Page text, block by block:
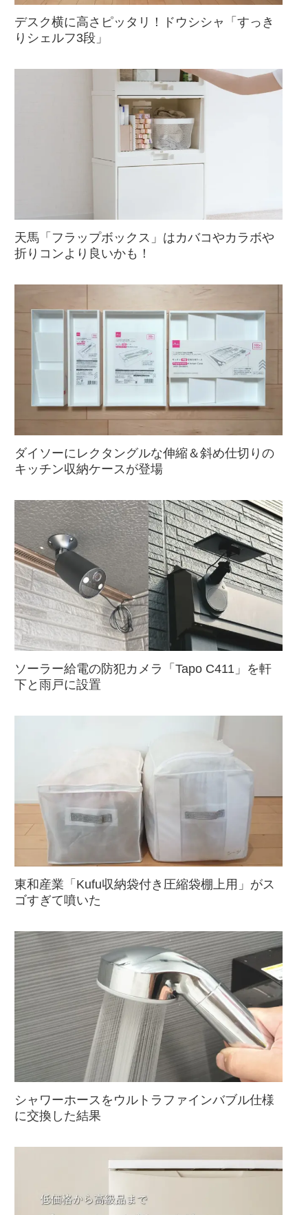
デスク横に高さピッタリ！ドウシシャ「すっき
りシェルフ3段」
天馬「フラップボックス」はカバコやカラボや
折りコンより良いかも！
ダイソーにレクタングルな伸縮＆斜め仕切りの
キッチン収納ケースが登場
ソーラー給電の防犯カメラ「Tapo C411」を軒
下と雨戸に設置
東和産業「Kufu収納袋付き圧縮袋棚上用」がス
ゴすぎて噴いた
シャワーホースをウルトラファインバブル仕様
に交換した結果